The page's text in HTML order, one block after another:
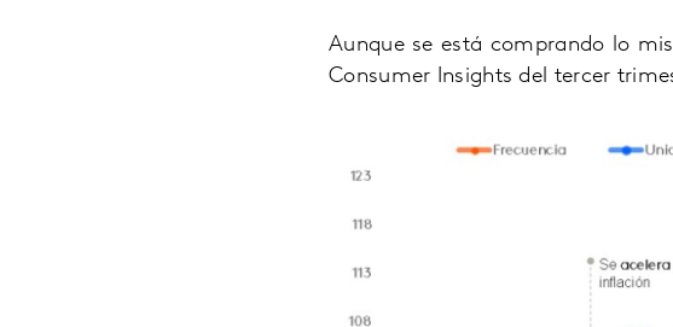
Aunque se está comprando lo
Consumer Insights del tercer